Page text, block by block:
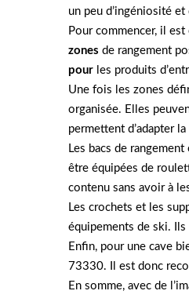
un peu d’ingéniosité
Pour commencer, il
zones de rangement
pour les produits
Une fois les zones
organisée. Elles
permettent d’adapter
Les bacs de
être équipées de
contenu sans avoir à
Les crochets et les
équipements de ski.
Enfin, pour une cave
73330. Il est donc
En somme, avec de